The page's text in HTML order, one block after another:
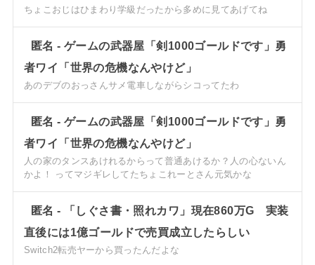
ちょこおじはひまわり学級だったから多めに見てあげてね
匿名- ゲームの武器屋「剣1000ゴールドです」勇
者ワイ「世界の危機なんやけど」
あのデブのおっさんサメ電車しながらシコってたわ
匿名- ゲームの武器屋「剣1000ゴールドです」勇
者ワイ「世界の危機なんやけど」
人の家のタンスあけれるからって普通あけるか？人の心ないん
かよ！ ってマジギレしてたちょこれーとさん元気かな
匿名-
「しぐさ書・照れカワ」現在860万G 実装
直後には1億ゴールドで売買成立したらしい
Switch2転売ヤーから買ったんだよな